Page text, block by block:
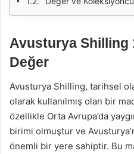
Avusturya Shilling
Değer
Avusturya Shilling, tarihsel
olarak kullanılmış olan bir
özellikle Orta Avrupa’da
birimi olmuştur ve
önemli bir yere sahiptir. Bu